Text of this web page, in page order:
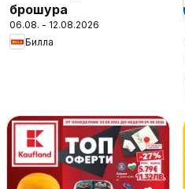
брошура
06.08. - 12.08.2026
Билла